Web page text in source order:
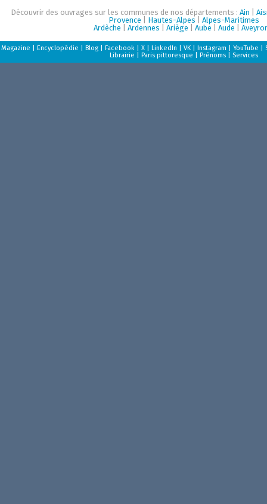
Découvrir des ouvrages sur les communes de nos départements : Ain
Provence
Hautes-Alpes
Alpes-Maritimes
Ardèche
Ardennes Ariège Aube Aude
Magazine Encyclopédie Blog| Facebook| X| LinkedIn VK| Instagram YouTube
Librairie
Paris pittoresque Prénoms| Services